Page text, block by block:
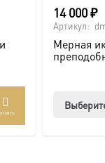
защиту
упаковке по всей
14 000₽
Артикул:
Мерная